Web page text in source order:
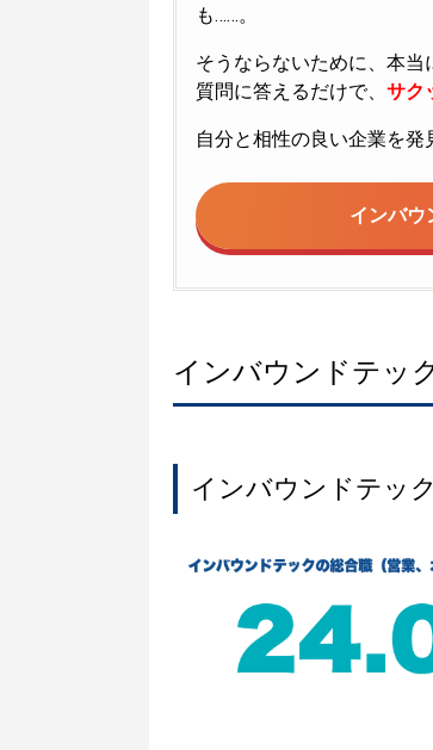
も……。
そうならないために、本当
質問に答えるだけで、 サク
自分と相性の良い企業を発
インバウ
インバウンドテッ
インバウンドテッ